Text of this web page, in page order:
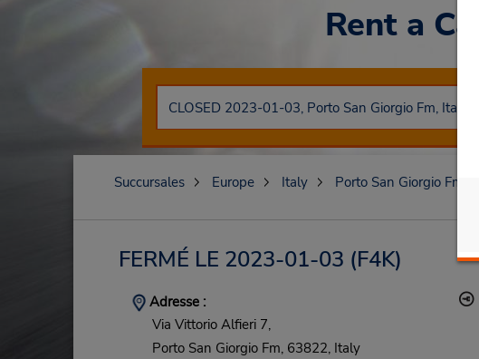
Rent a Car
Succursales Europe Italy Porto San Giorgio Fm
FERMÉ LE 2023-01-03 (F4K)
Adresse :
Via Vittorio Alfieri 7,
Porto San Giorgio Fm, 63822, Italy